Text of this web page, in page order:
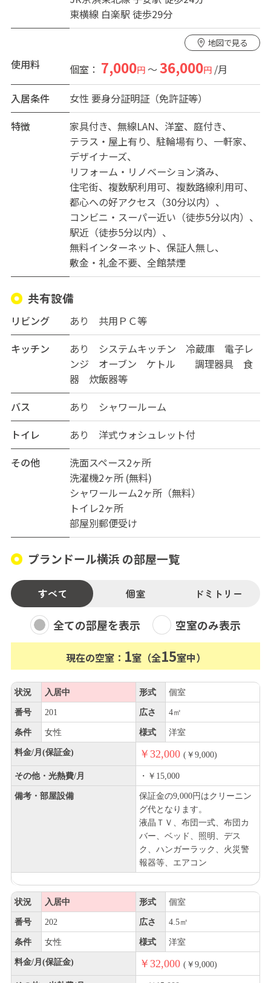
東横線 白楽駅 徒歩29分
地図で見る
使用料 個室： 7,000円～36,000円/月
入居条件
女性 要身分証明証（免許証等）
特徴
家具付き 無線LAN 洋室
庭付き
テラス・屋上有り
駐輪場有り
一軒家
デザイナーズ
リフォーム・リノベーション済み
住宅街
複数駅利用可
複数路線利用可
都心への好アクセス（30分以内）
コンビニ・スーパー近い（徒歩5分以内）
駅近（徒歩5分以内）
無料インターネット
保証人無し
敷金・礼金不要
全館禁煙
共有設備
リビング
あり 共用ＰＣ等
キッチン
あり システムキッチン 冷蔵庫 電子レ
ンジ オーブン ケトル 調理器具 食
器 炊飯器等
バス
あり シャワールーム
トイレ
あり 洋式ウォシュレット付
その他
洗面スペース2ヶ所
洗濯機2ヶ所 (無料)
シャワールーム2ヶ所（無料）
トイレ2ヶ所
部屋別郵便受け
プランドール横浜 の部屋一覧
すべて 個室 ドミトリー
全ての部屋を表示 空室のみ表示
現在の空室： 1室（全15室中）
状況 入居中 形式 個室
番号 201 広さ 4㎡
条件 女性 様式 洋室
料金/月(保証金) ￥32,000 (￥9,000)
その他・光熱費/月 ・￥15,000
備考・部屋設備
保証金の9,000円はクリーニン
グ代となります。
液晶ＴＶ、布団一式、布団カ
バー、ベッド、照明、デス
ク、ハンガーラック、火災警
報器等、エアコン
状況 入居中 形式 個室
番号 202 広さ 4.5㎡
条件 女性 様式 洋室
料金/月(保証金) ￥32,000 (￥9,000)